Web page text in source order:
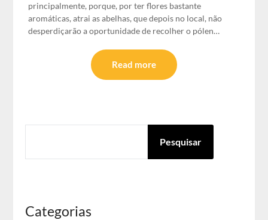
principalmente, porque, por ter flores bastante
aromáticas, atrai as abelhas, que depois no local, não
desperdiçarão a oportunidade de recolher o pólen…
Read more
Pesquisar
Categorias